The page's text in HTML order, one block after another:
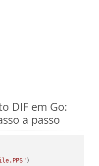
DIF em Go:
a passo
)